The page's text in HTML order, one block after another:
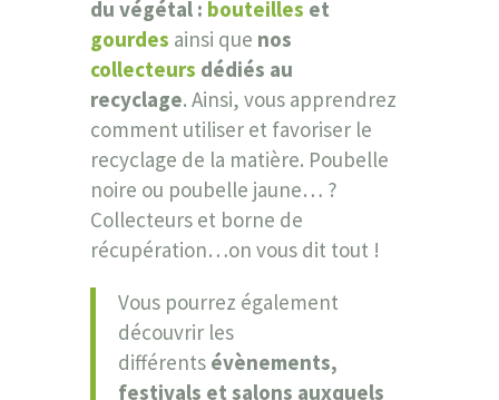
du végétal : bouteilles et
gourdes ainsi que nos
collecteurs dédiés au
recyclage. Ainsi, vous apprendrez
comment utiliser et favoriser le
recyclage de la matière. Poubelle
noire ou poubelle jaune… ?
Collecteurs et borne de
récupération…on vous dit tout !
Vous pourrez également
découvrir les
différents évènements,
festivals et salons auxquels